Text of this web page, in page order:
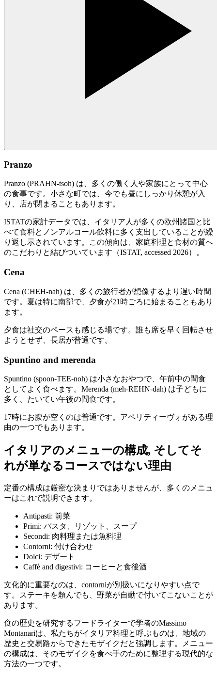
Pranzo
Pranzo (PRAHN-tsoh) は、多くの働く人や家族にとって中心
の食事です。小さな町では、今でも昼にしっかり休憩が入
り、店が閉まることもあります。
ISTATの家計データでは、イタリア人が多くの欧州諸国と比
べて食料とノンアルコール飲料に多く支出していることが繰
り返し示されています。この傾向は、家庭料理と食材の質へ
のこだわりと結びついています（ISTAT, accessed 2026）。
Cena
Cena (CHEH-nah) は、多くの旅行者が想像するより遅い時間
です。夏は特に南部で、夕食が21時ごろに始まることもあり
ます。
夕食は社交のペースも感じる場です。誰も席を早く回転させ
ようとせず、長居が普通です。
Spuntino and merenda
Spuntino (spoon-TEE-noh) は小さなおやつで、午前中の間食
としてよく食べます。Merenda (meh-REHN-dah) は子どもに
多く、たいてい午後の間食です。
17時にお腹が空くのは普通です。アペリティーヴォがある理
由の一つでもあります。
イタリアのメニューの構成, そしてそ
れが単なるコースではない理由
定番の構成は厳密な決まりではありませんが、多くのメニュ
ーはこれで説明できます。
Antipasti: 前菜
Primi: パスタ、リゾット、スープ
Secondi: 肉料理または魚料理
Contorni: 付け合わせ
Dolci: デザート
Caffè and digestivi: コーヒーと食後酒
文化的に重要なのは、contorniが別扱いになりやすい点で
す。ステーキを頼んでも、野菜が自動で付いてこないことが
あります。
食の歴史を研究するフードライターで学者のMassimo
Montanariは、私たちがイタリア料理と呼ぶものは、地域の
歴史と交易路からできたモザイクだと強調します。メニュー
の構成は、そのモザイクを食べ手のために整理する現代的な
方法の一つです。